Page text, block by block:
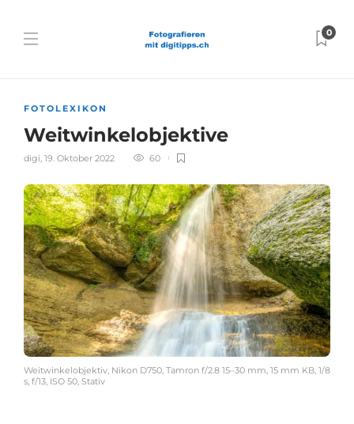
0
FOTOLEXIKON
Weitwinkelobjektive
digi, 19. Oktober 2022 60
Weitwinkelobjektiv, Nikon D750, Tamron f/2.8 15–30 mm, 15 mm KB, 1/8
s, f/13, ISO 50, Stativ